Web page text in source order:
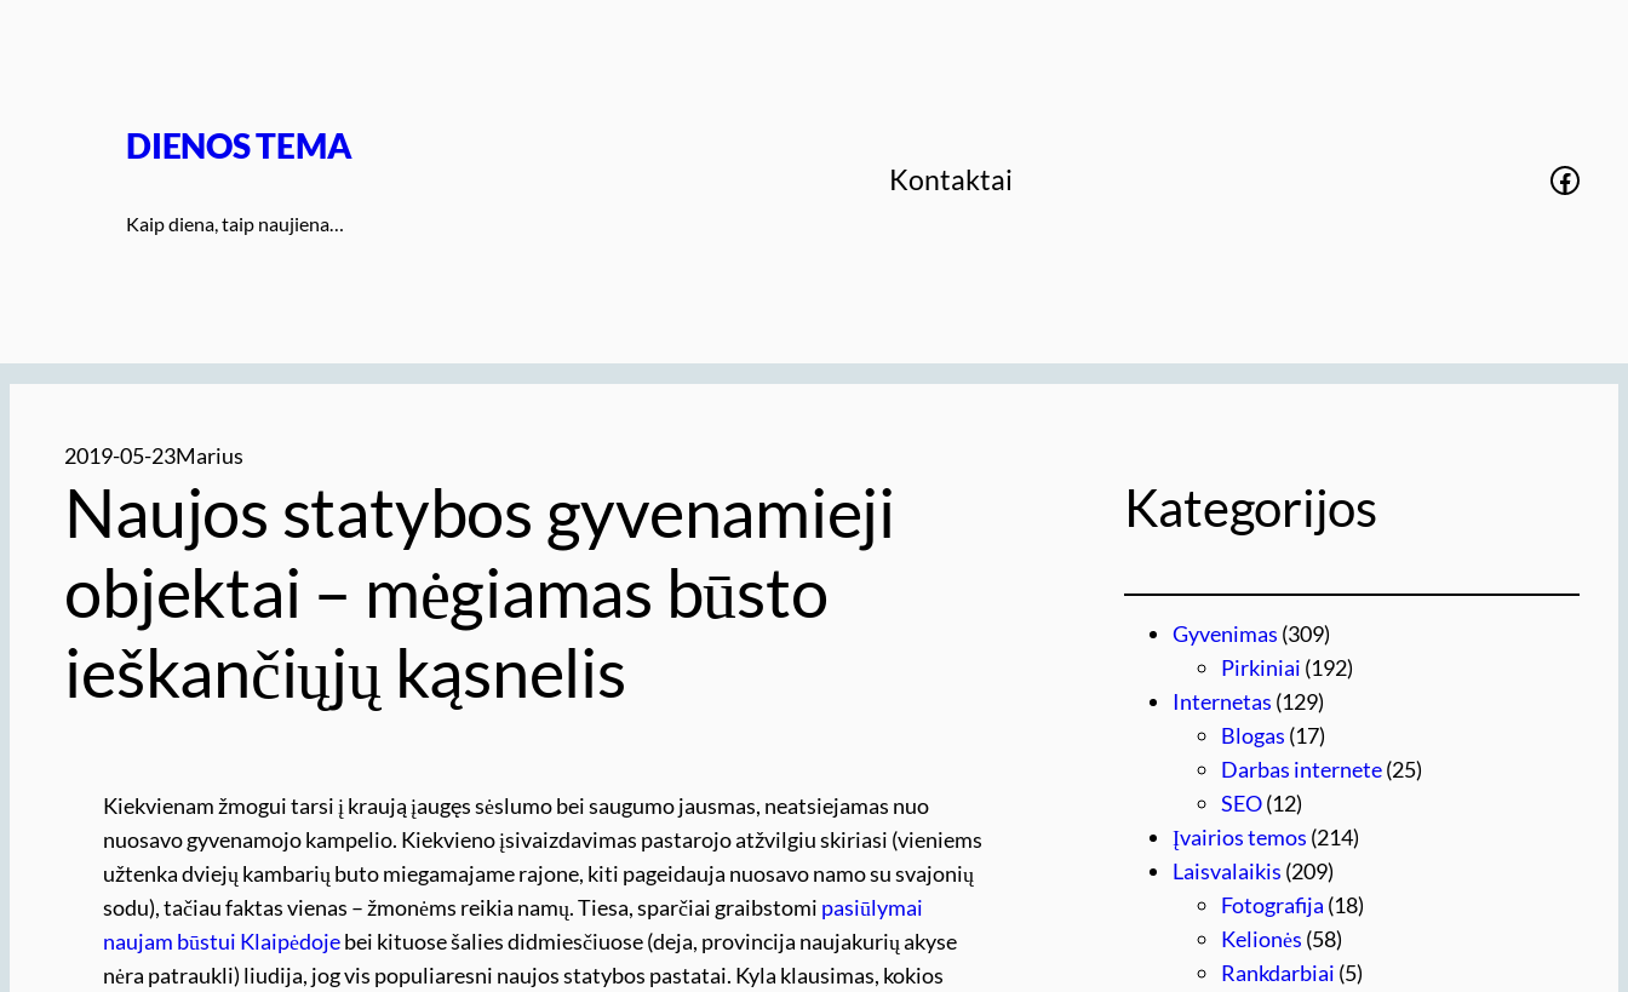
DIENOS TEMA
Kaip diena, taip naujiena…
Kontaktai
2019-05-23Marius
Naujos statybos gyvenamieji
objektai – mėgiamas būsto
ieškančiųjų kąsnelis
Kiekvienam žmogui tarsi į kraują įaugęs sėslumo bei saugumo jausmas, neatsiejamas nuo
nuosavo gyvenamojo kampelio. Kiekvieno įsivaizdavimas pastarojo atžvilgiu skiriasi (vieniems
užtenka dviejų kambarių buto miegamajame rajone, kiti pageidauja nuosavo namo su svajonių
sodu), tačiau faktas vienas – žmonėms reikia namų. Tiesa, sparčiai graibstomi pasiūlymai
naujam būstui Klaipėdojebei kituose šalies didmiesčiuose (deja, provincija naujakurių akyse
nėra patraukli) liudija, jog vis populiaresni naujos statybos pastatai. Kyla klausimas, kokios
Kategorijos
Gyvenimas (309)
Pirkiniai (192)
Internetas (129)
Blogas (17)
Darbas internete(25)
SEO(12)
Įvairios temos (214)
Laisvalaikis (209)
Fotografija (18)
Kelionės (58)
Rankdarbiai (5)